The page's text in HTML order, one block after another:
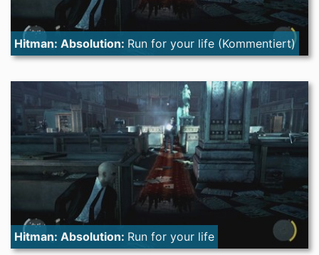
Hitman: Absolution: Run for your life (Kommentiert)
Hitman: Absolution: Run for your life